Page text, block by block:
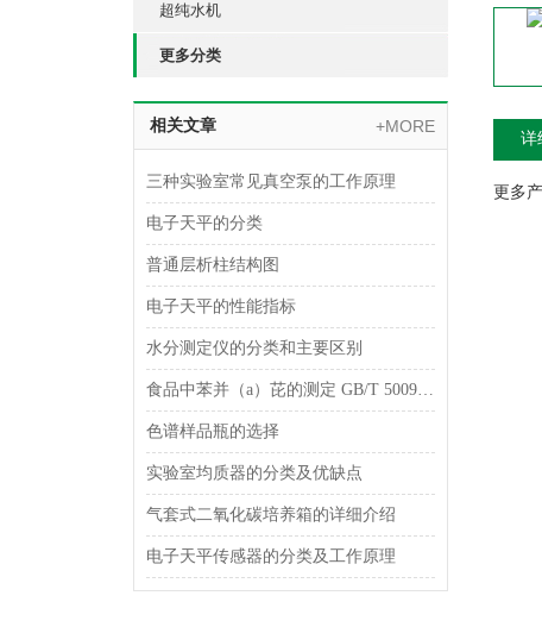
超纯水机
更多分类
相关文章 +MORE
三种实验室常见真空泵的工作原理
电子天平的分类
普通层析柱结构图
电子天平的性能指标
水分测定仪的分类和主要区别
食品中苯并（a）芘的测定 GB/T 5009.27-2003
色谱样品瓶的选择
实验室均质器的分类及优缺点
气套式二氧化碳培养箱的详细介绍
电子天平传感器的分类及工作原理
详
更多